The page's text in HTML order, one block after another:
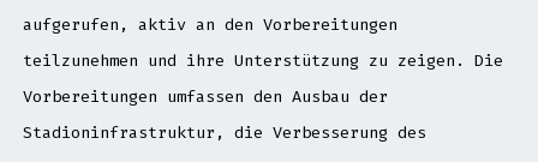
aufgerufen, aktiv an den Vorbereitungen
teilzunehmen und ihre Unterstützung zu zeigen. Die
Vorbereitungen umfassen den Ausbau der
Stadioninfrastruktur, die Verbesserung des